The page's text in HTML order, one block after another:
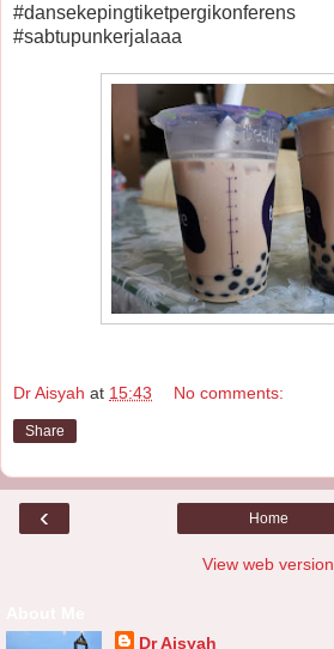
#dansekepingtiketpergikonferens
#sabtupunkerjalaaa
Dr Aisyah at 15:43 No comments:
Share
‹ Home
View web version
Dr Aisyah